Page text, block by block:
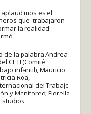
es el
que trabajaron
la realidad
de la palabra Andrea
CETI (Comité
infantil), Mauricio
Roa,
del Trabajo
y Monitoreo; Fiorella